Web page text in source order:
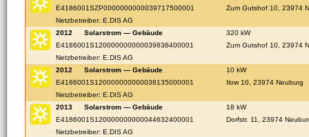
E4186001SZP0000000000039717500001
Zum Gutshof 10, 23974
Netzbetreiber: E.DIS AG
2012
Solarstrom — Gebäude
320 kW
E4186001S120000000000039836400001
Zum Gutshof 10, 23974
Netzbetreiber: E.DIS AG
2012
Solarstrom — Gebäude
10 kW
E4186001S120000000000038135000001
Ilow 10, 23974 Neuburg
Netzbetreiber: E.DIS AG
2013
Solarstrom — Gebäude
18 kW
E4186001S120000000000044632400001
Dorfstr. 11, 23974
Netzbetreiber: E.DIS AG